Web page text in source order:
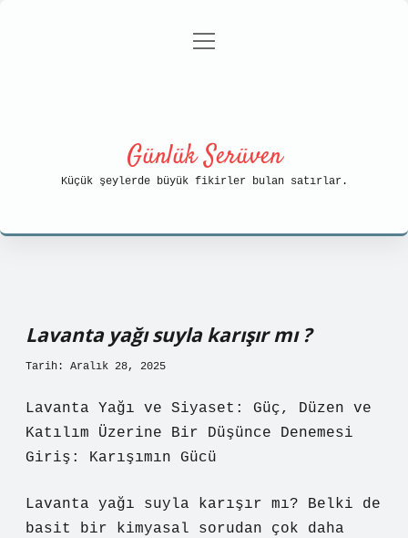
Gizlilik Politikası
menüyü
Günlük Serüven
Küçük şeylerde büyük fikirler bulan satırlar.
Lavanta yağı suyla karışır mı ?
Tarih: Aralık 28, 2025
Lavanta Yağı ve Siyaset: Güç, Düzen ve
Katılım Üzerine Bir Düşünce Denemesi
Giriş: Karışımın Gücü
Lavanta yağı suyla karışır mı? Belki de
basit bir kimyasal sorudan çok daha